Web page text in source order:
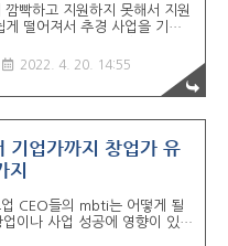
10. 서울캠퍼스타운 입주기업
학교 캠퍼스타운 창업경진대
빡하고 지원하지 못해서 지원
게 떨어져서 추경 사업을 기다
습니다 👋👋👋 K Startup의 상
업중심대학 사업을 보면 이게
고 물어보실 수 있겠지만 아래와
옵니다. 2022년도 예비창업
년도 초기창업패키지 추경
도약패키지 추경 이번에는 꼭
가지 하고 뿅 하려고 합니다.
릭스라고 하는 커뮤니티형 교육
2022. 4. 20. 14:55
업가까지 창업가 유
지
CEO들의 mbti는 어떻게 될
이나 사업 성공에 영향이 있을